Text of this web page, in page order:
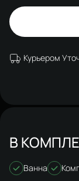
Курьером
В
Ванна